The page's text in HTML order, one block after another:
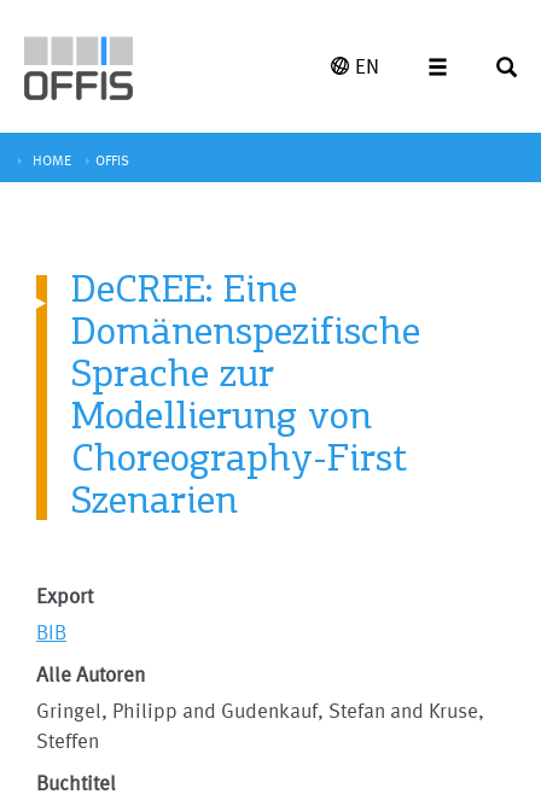
EN
HOME OFFIS
DeCREE: Eine
Domänenspezifische
Sprache zur
Modellierung von
Choreography-First
Szenarien
Export
BIB
Alle Autoren
Gringel, Philipp and Gudenkauf, Stefan and Kruse,
Steffen
Buchtitel